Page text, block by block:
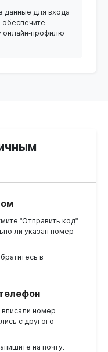
данные для входа
онлайн-профилю
"Отправить код"
ли указан номер
в
номер.
с другого
на почту: